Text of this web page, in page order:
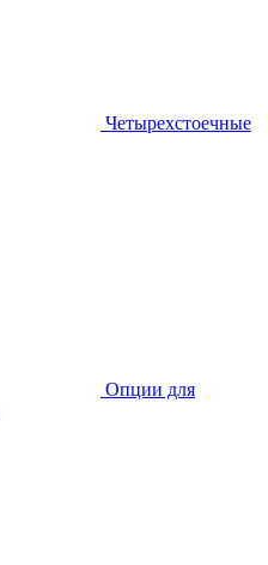
Четырехстоечные
Опции для